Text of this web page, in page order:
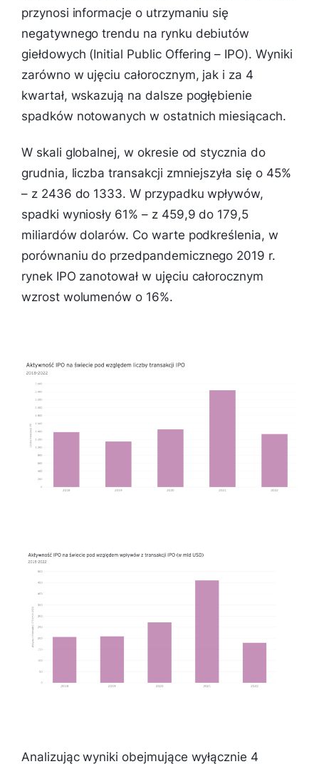
przynosi informacje o utrzymaniu się
negatywnego trendu na rynku debiutów
giełdowych (Initial Public Offering – IPO). Wyniki
zarówno w ujęciu całorocznym, jak i za 4
kwartał, wskazują na dalsze pogłębienie
spadków notowanych w ostatnich miesiącach.
W skali globalnej, w okresie od stycznia do
grudnia, liczba transakcji zmniejszyła się o 45%
– z 2436 do 1333. W przypadku wpływów,
spadki wyniosły 61% – z 459,9 do 179,5
miliardów dolarów. Co warte podkreślenia, w
porównaniu do przedpandemicznego 2019 r.
rynek IPO zanotował w ujęciu całorocznym
wzrost wolumenów o 16%.
Analizując wyniki obejmujące wyłącznie 4